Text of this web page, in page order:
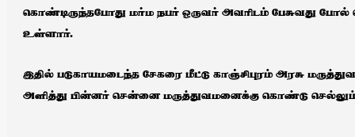
கொண்டிருந்தபோது மர்ம நபர் ஒருவர் அவரிடம் பேசுவது போல்
உள்ளார்.
இதில் படுகாயமடைந்த சேகரை மீட்டு காஞ்சிபுரம் அரசு
அளித்து பின்னர் சென்னை மருத்துவமனைக்கு கொண்டு செல்லும்